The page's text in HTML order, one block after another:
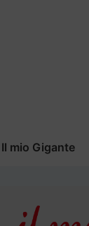
Il mio Gigante